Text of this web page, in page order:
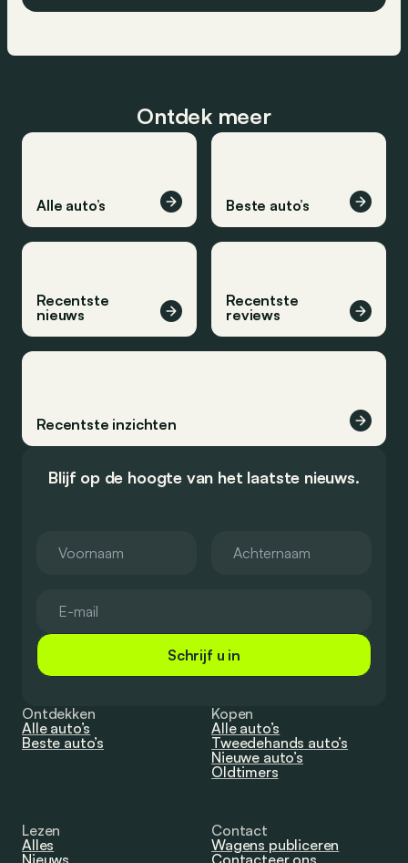
Ontdek meer
Alle auto’s Beste auto’s
Recentste
nieuws
Recentste
reviews
Recentste inzichten
Blijf op de hoogte van het laatste nieuws.
Schrijf u in
Ontdekken
Alle auto’s
Beste auto’s
Kopen
Alle auto’s
Tweedehands auto’s
Nieuwe auto’s
Oldtimers
Lezen
Alles
Nieuws
Contact
Wagens publiceren
Contacteer ons